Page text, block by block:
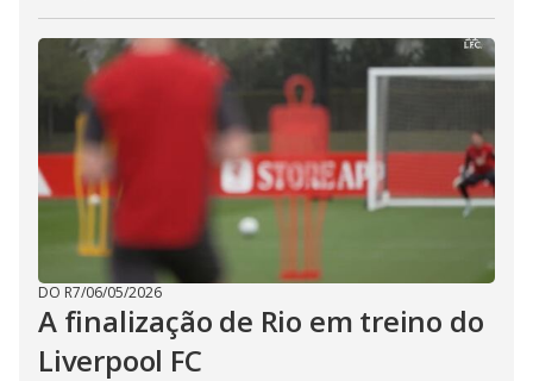
DO R7/06/05/2026
A finalização de Rio em treino do
Liverpool FC